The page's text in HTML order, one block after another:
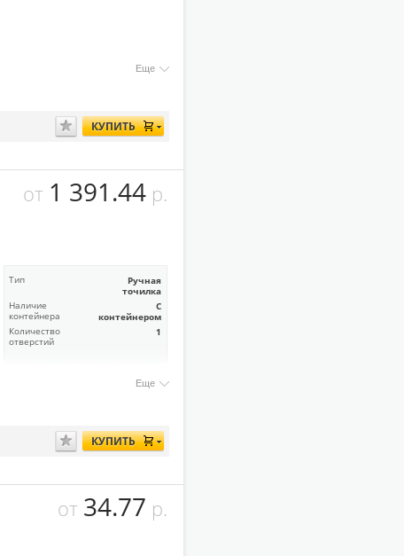
Еще
КУПИТЬ
от 1 391.44 р.
Тип
Ручная
точилка
Наличие
контейнера
С
контейнером
Количество
отверстий
1
Еще
КУПИТЬ
от 34.77 р.